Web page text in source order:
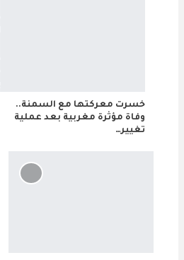
خسرت معركتها مع السمنة..
وفاة مؤثرة مغربية بعد عملية
تغيير…